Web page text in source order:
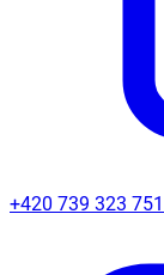
+420 739 323 751